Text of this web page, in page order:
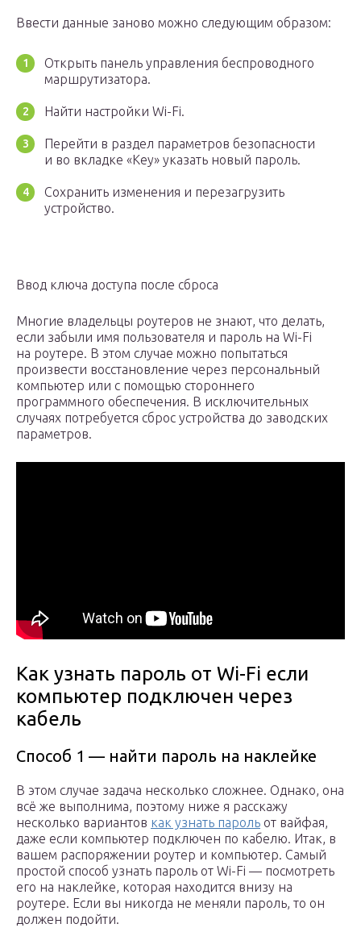
Ввести данные заново можно следующим образом:
Открыть панель управления беспроводного
маршрутизатора.
Найти настройки Wi-Fi.
Перейти в раздел параметров безопасности
и во вкладке «Key» указать новый пароль.
Сохранить изменения и перезагрузить
устройство.
Ввод ключа доступа после сброса
Многие владельцы роутеров не знают, что делать,
если забыли имя пользователя и пароль на Wi-Fi
на роутере. В этом случае можно попытаться
произвести восстановление через персональный
компьютер или с помощью стороннего
программного обеспечения. В исключительных
случаях потребуется сброс устройства до заводских
параметров.
Как узнать пароль от Wi-Fi если
компьютер подключен через
кабель
Способ 1 — найти пароль на наклейке
В этом случае задача несколько сложнее. Однако, она
всё же выполнима, поэтому ниже я расскажу
несколько вариантов как узнать пароль от вайфая,
даже если компьютер подключен по кабелю. Итак, в
вашем распоряжении роутер и компьютер. Самый
простой способ узнать пароль от Wi-Fi — посмотреть
его на наклейке, которая находится внизу на
роутере. Если вы никогда не меняли пароль, то он
должен подойти.